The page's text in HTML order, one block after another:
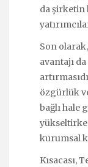
da şirketin
Son
avantajı
özgürlük
bağlı hale
kurumsal
Kısacası,